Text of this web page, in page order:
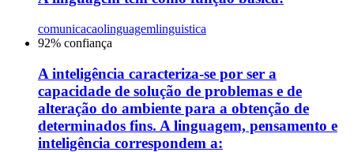
comunicacaolinguagemlinguistica
92% confiança
A inteligência caracteriza-se por ser a
capacidade de solução de problemas e de
alteração do ambiente para a obtenção de
determinados fins. A linguagem, pensamento e
inteligência correspondem a: